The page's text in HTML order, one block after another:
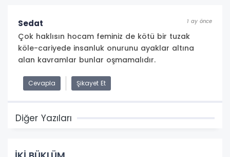
Sedat 1 ay önce
Çok haklısın hocam feminiz de kötü bir tuzak
köle-cariyede insanluk onurunu ayaklar altına
alan kavramlar bunlar oşmamalıdır.
Cevapla Şikayet Et
Diğer Yazıları